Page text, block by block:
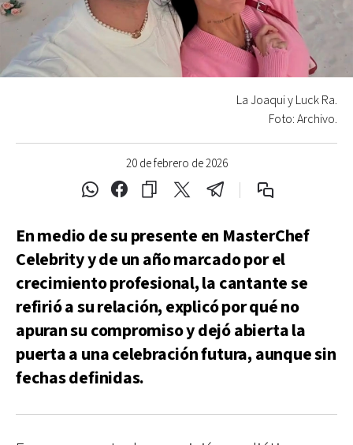
20 de febrero de 2026
La Joaqui y Luck Ra.
Foto: Archivo.
En medio de su presente en MasterChef
Celebrity y de un año marcado por el
crecimiento profesional, la cantante se
refirió a su relación, explicó por qué no
apuran su compromiso y dejó abierta la
puerta a una celebración futura, aunque sin
fechas definidas.